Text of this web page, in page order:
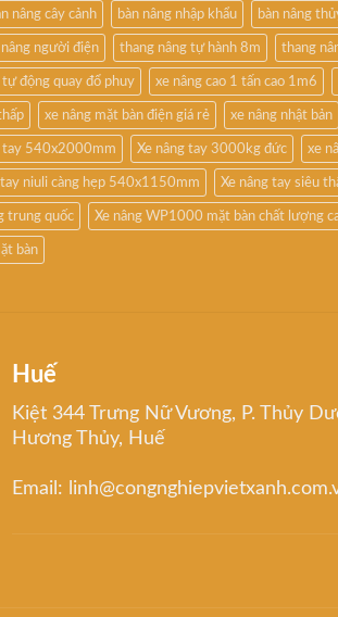
nâng cây cảnh bàn nâng nhập khẩu bàn nâng
người điện thang nâng tự hành 8m thang
tự động quay đổ phuy xe nâng cao 1 tấn cao 1m6
xe nâng mặt bàn điện giá rẻ xe nâng nhật bản
tay 540x2000mm Xe nâng tay 3000kg đức xe
tay niuli càng hẹp 540x1150mm Xe nâng tay siêu
trung quốc Xe nâng WP1000 mặt bàn chất lượng
bàn
Huế
Kiệt 344 Trưng Nữ Vương, P. Thủy
Hương Thủy, Huế
Email: